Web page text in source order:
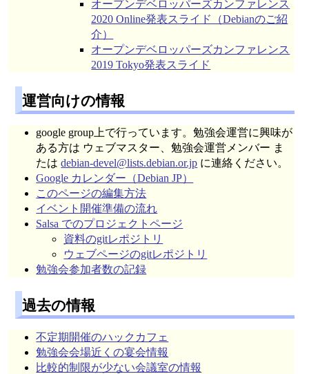
オープンデベロッパーズカンファレンス
2020 Online発表スライド（Debianのご紹
介）
オープンデベロッパーズカンファレンス
2019 Tokyo発表スライド
運営向けの情報
google group上で行っています。勉強会運営に興味が
ある方は ウェブマスター、勉強会運営メンバー ま
たはdebian-devel@lists.debian.or.jp に連絡ください。
Google カレンダー（Debian JP）
このページの編集方法
イベント開催準備の流れ
Salsa でのプロジェクトページ
資料のgitレポジトリ
ウェブページのgitレポジトリ
勉強会参加者数の記録
過去の情報
不定期開催のハックカフェ
勉強会会場近くの宴会情報
比較的制限が少ない会議室の情報